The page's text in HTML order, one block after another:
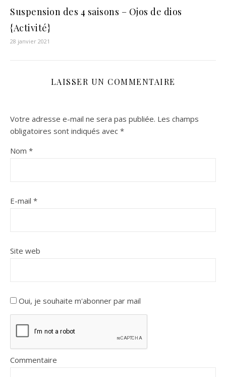
Suspension des 4 saisons – Ojos de dios
{Activité}
28 janvier 2021
LAISSER UN COMMENTAIRE
Votre adresse e-mail ne sera pas publiée. Les champs
obligatoires sont indiqués avec *
Nom *
E-mail *
Site web
Oui, je souhaite m'abonner par mail
Commentaire